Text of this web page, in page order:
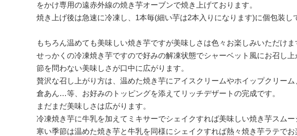
をかけ専用の遠赤外線の焼き芋オーブンで焼き上げております。
焼き上げ後は急速に冷凍し、1本毎(細い芋は2本入りになります)に個包装し
もちろん温めても美味しい焼き芋ですが美味しさは色々お楽しみいただけま
せっかくの冷凍焼き芋ですので好みの解凍状態でシャーベット風にお召し
節を問わない美味しさが口中に広がります。
贅沢な召し上がり方は、温めた焼き芋にアイスクリームやホイップクリー
倉あん…等、お好みのトッピングを添えてリッチデザートの完成です。
まだまだ美味しさは広がります。
冷凍焼き芋に牛乳を加えてミキサーでシェイクすれば美味しい焼き芋スムー
寒い季節は温めた焼き芋と牛乳を同様にシェイクすれば熱々焼き芋ラテでお